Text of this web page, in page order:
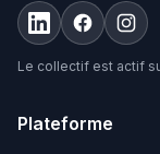
Le collectif est actif
Plateforme